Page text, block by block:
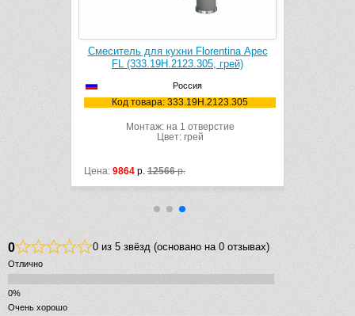
Смеситель для кухни Florentina Арес
FL (333.19H.2123.305, грей)
Россия
Код товара: 333.19H.2123.305
Монтаж: на 1 отверстие
Цвет: грей
Цена: 9864 р. 12566р.
0 0 из 5 звёзд (основано на 0 отзывах)
Отлично
Очень хорошо